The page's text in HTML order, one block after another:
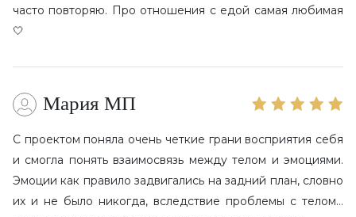
часто повторяю. Про отношения с едой самая любимая
🤍
Мария МП
С проектом поняла очень четкие грани восприятия себя
и смогла понять взаимосвязь между телом и эмоциями.
Эмоции как правило задвигались на задний план, словно
их и не было никогда, вследствие проблемы с телом…